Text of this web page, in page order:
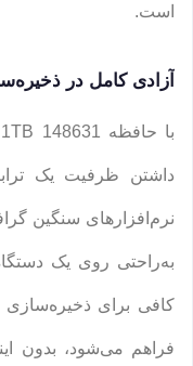
است.
آزادی کامل در
داشتن ظرفیت یک
نرم‌افزارهای سنگین
به‌راحتی روی یک
کافی برای ذخیره‌سازی
فراهم می‌شود، بدون